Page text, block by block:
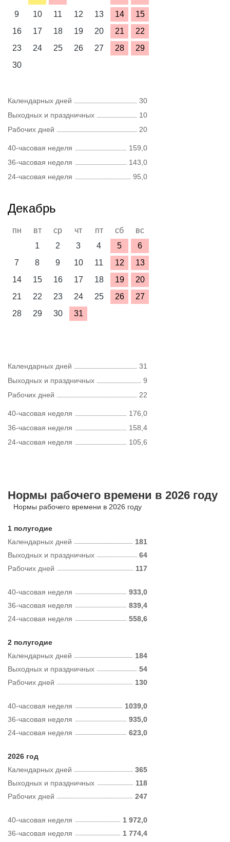
9
10 11 12 13 14
15
16
17 18 19 20 21
22
23
24 25 26 27 28
29
30
Календарных дней
30
Выходных и праздничных
10
Рабочих дней
20
40-часовая неделя
159,0
36-часовая неделя
143,0
24-часовая неделя
95,0
Декабрь
пн вт ср чт пт сб
вс
1
2 3 4 5
6
7
8 9 10 11 12
13
14
15 16 17 18 19
20
21
22 23 24 25 26
27
28
29 30 31
Календарных дней
31
Выходных и праздничных
9
Рабочих дней
22
40-часовая неделя
176,0
36-часовая неделя
158,4
24-часовая неделя
105,6
Нормы рабочего времени в 2026 году
Нормы рабочего времени в 2026 году
1 полугодие
Календарных дней
181
Рабочих дней 117
Выходных и праздничных 64
40-часовая неделя
933,0
36-часовая неделя
839,4
24-часовая неделя
558,6
2 полугодие
Календарных дней
184
Рабочих дней 130
Выходных и праздничных 54
40-часовая неделя
1039,0
36-часовая неделя
935,0
24-часовая неделя
623,0
2026 год
Календарных дней
365
Рабочих дней 247
Выходных и праздничных 118
40-часовая неделя
1 972,0
36-часовая неделя
1 774,4